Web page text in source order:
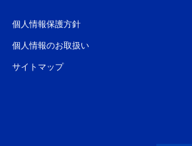
個人情報保護方針
個人情報のお取扱い
サイトマップ